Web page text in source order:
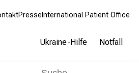
Presse International Patient Office
Ukraine-Hilfe Notfall